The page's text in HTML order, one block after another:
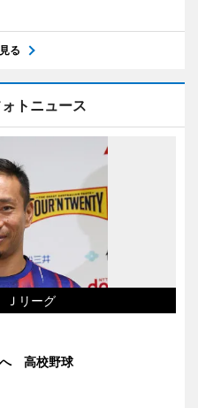
る
トニュース
Ｊリーグ
へ 高校野球